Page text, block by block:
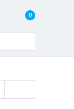
0